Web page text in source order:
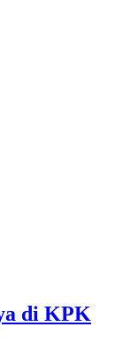
di KPK